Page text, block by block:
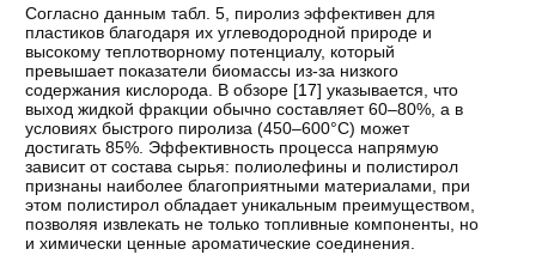
Согласно данным табл. 5, пиролиз эффективен для
пластиков благодаря их углеводородной природе и
высокому теплотворному потенциалу, который
превышает показатели биомассы из-за низкого
содержания кислорода. В обзоре [17] указывается, что
выход жидкой фракции обычно составляет 60–80%, а в
условиях быстрого пиролиза (450–600°C) может
достигать 85%. Эффективность процесса напрямую
зависит от состава сырья: полиолефины и полистирол
признаны наиболее благоприятными материалами, при
этом полистирол обладает уникальным преимуществом,
позволяя извлекать не только топливные компоненты, но
и химически ценные ароматические соединения.